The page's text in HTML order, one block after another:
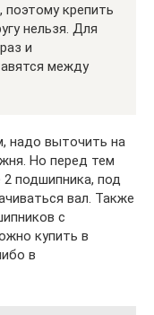
поэтому крепить
нельзя. Для
и
между
надо выточить на
Но перед тем
2 подшипника, под
вал. Также
с
купить в
в